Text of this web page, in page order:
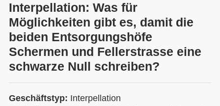
Interpellation: Was für
Möglichkeiten gibt es, damit die
beiden Entsorgungshöfe
Schermen und Fellerstrasse eine
schwarze Null schreiben?
Geschäftstyp: Interpellation